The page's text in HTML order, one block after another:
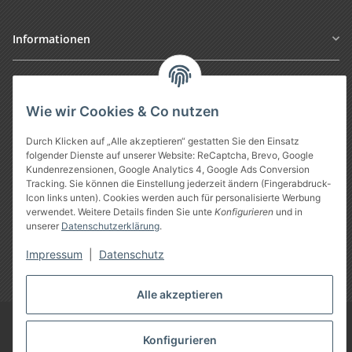
Alle akzeptieren
Konfigurieren
Wie wir Cookies & Co nutzen
Durch Klicken auf „Alle akzeptieren“ gestatten Sie den Einsatz
folgender Dienste auf unserer Website: ReCaptcha, Brevo, Google
Kundenrezensionen, Google Analytics 4, Google Ads Conversion
Tracking. Sie können die Einstellung jederzeit ändern (Fingerabdruck-
Icon links unten). Cookies werden auch für personalisierte Werbung
verwendet. Weitere Details finden Sie unte Konfigurieren und in
unserer Datenschutzerklärung.
Impressum Datenschutz
Informationen
Gesetzliche Informationen
Vertrag widerrufen
Google Analytics deaktivieren
Treuheld-Piercing Shop